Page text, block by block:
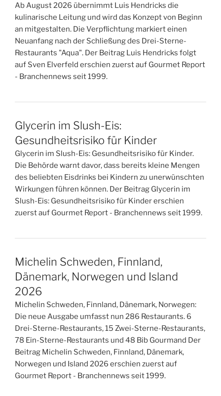
Ab August 2026 übernimmt Luis Hendricks die
kulinarische Leitung und wird das Konzept von Beginn
an mitgestalten. Die Verpflichtung markiert einen
Neuanfang nach der Schließung des Drei-Sterne-
Restaurants "Aqua". Der Beitrag Luis Hendricks folgt
auf Sven Elverfeld erschien zuerst auf Gourmet Report
- Branchennews seit 1999.
Glycerin im Slush-Eis:
Gesundheitsrisiko für Kinder
Glycerin im Slush-Eis: Gesundheitsrisiko für Kinder.
Die Behörde warnt davor, dass bereits kleine Mengen
des beliebten Eisdrinks bei Kindern zu unerwünschten
Wirkungen führen können. Der Beitrag Glycerin im
Slush-Eis: Gesundheitsrisiko für Kinder erschien
zuerst auf Gourmet Report - Branchennews seit 1999.
Michelin Schweden, Finnland,
Dänemark, Norwegen und Island
2026
Michelin Schweden, Finnland, Dänemark, Norwegen:
Die neue Ausgabe umfasst nun 286 Restaurants. 6
Drei-Sterne-Restaurants, 15 Zwei-Sterne-Restaurants,
78 Ein-Sterne-Restaurants und 48 Bib Gourmand Der
Beitrag Michelin Schweden, Finnland, Dänemark,
Norwegen und Island 2026 erschien zuerst auf
Gourmet Report - Branchennews seit 1999.